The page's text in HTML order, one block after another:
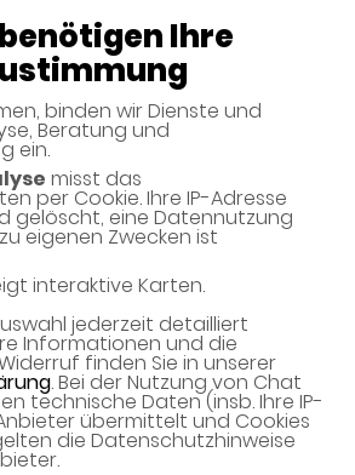
Ihre
binden wir Dienste und
Beratung und
ein.
misst das
per Cookie. Ihre IP-Adresse
gelöscht, eine Datennutzung
eigenen Zwecken ist
interaktive Karten.
jederzeit detailliert
Informationen und die
finden Sie in unserer
. Bei der Nutzung von Chat
technische Daten (insb. Ihre IP-
übermittelt und Cookies
die Datenschutzhinweise
08:30 - 13:30
Neue Storchen-Apotheke
Sie noch Fragen?
uns einfach eine Nachricht oder
unter 09133 - 2308 an. Wir helfen